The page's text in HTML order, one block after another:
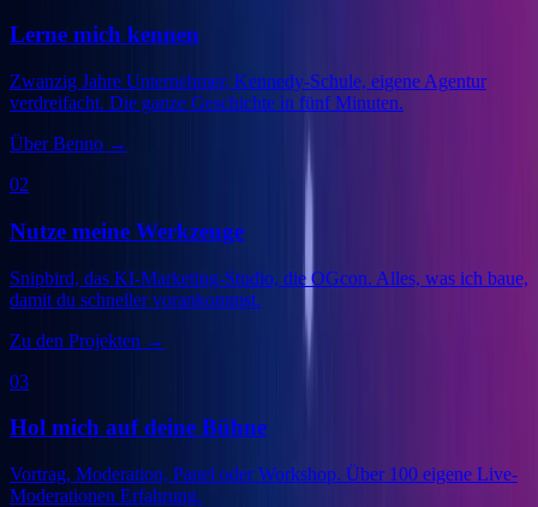
Lerne mich kennen
Zwanzig Jahre Unternehmer, Kennedy-Schule, eigene Agentur
verdreifacht. Die ganze Geschichte in fünf Minuten.
Über Benno →
02
Nutze meine Werkzeuge
Snipbird, das KI-Marketing-Studio, die OGcon. Alles, was ich baue,
damit du schneller vorankommst.
Zu den Projekten →
03
Hol mich auf deine Bühne
Vortrag, Moderation, Panel oder Workshop. Über 100 eigene Live-
Moderationen Erfahrung.